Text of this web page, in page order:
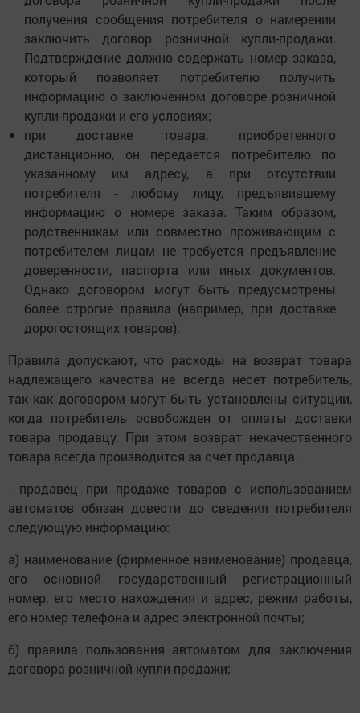
получения сообщения потребителя о намерении
заключить договор розничной купли-продажи.
Подтверждение должно содержать номер заказа,
который позволяет потребителю получить
информацию о заключенном договоре розничной
купли-продажи и его условиях;
при доставке товара, приобретенного
дистанционно, он передается потребителю по
указанному им адресу, а при отсутствии
потребителя - любому лицу, предъявившему
информацию о номере заказа. Таким образом,
родственникам или совместно проживающим с
потребителем лицам не требуется предъявление
доверенности, паспорта или иных документов.
Однако договором могут быть предусмотрены
более строгие правила (например, при доставке
дорогостоящих товаров).
Правила допускают, что расходы на возврат товара
надлежащего качества не всегда несет потребитель,
так как договором могут быть установлены ситуации,
когда потребитель освобожден от оплаты доставки
товара продавцу. При этом возврат некачественного
товара всегда производится за счет продавца.
- продавец при продаже товаров с использованием
автоматов обязан довести до сведения потребителя
следующую информацию:
а) наименование (фирменное наименование) продавца,
его основной государственный регистрационный
номер, его место нахождения и адрес, режим работы,
его номер телефона и адрес электронной почты;
б) правила пользования автоматом для заключения
договора розничной купли-продажи;